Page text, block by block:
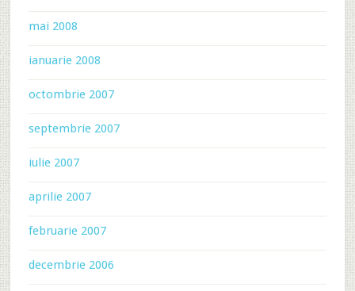
mai 2008
ianuarie 2008
octombrie 2007
septembrie 2007
iulie 2007
aprilie 2007
februarie 2007
decembrie 2006